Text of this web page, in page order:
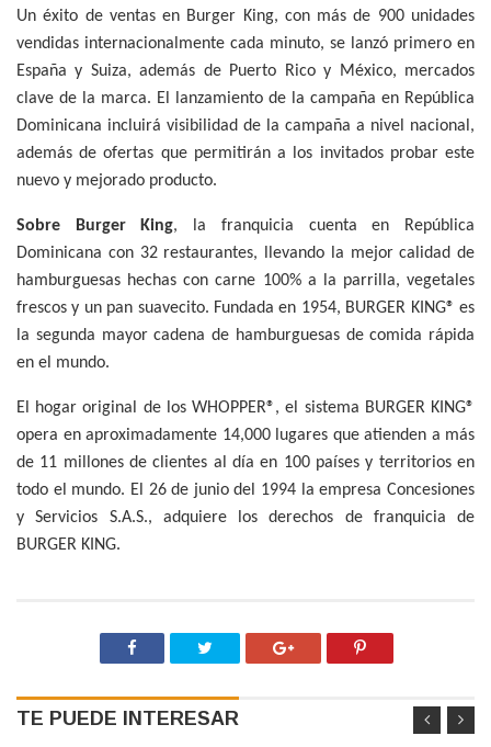
Un éxito de ventas en Burger King, con más de 900 unidades
vendidas internacionalmente cada minuto, se lanzó primero en
España y Suiza, además de Puerto Rico y México, mercados
clave de la marca. El lanzamiento de la campaña en República
Dominicana incluirá visibilidad de la campaña a nivel nacional,
además de ofertas que permitirán a los invitados probar este
nuevo y mejorado producto.
Sobre Burger King, la franquicia cuenta en República
Dominicana con 32 restaurantes, llevando la mejor calidad de
hamburguesas hechas con carne 100% a la parrilla, vegetales
frescos y un pan suavecito. Fundada en 1954, BURGER KING® es
la segunda mayor cadena de hamburguesas de comida rápida
en el mundo.
El hogar original de los WHOPPER®, el sistema BURGER KING®
opera en aproximadamente 14,000 lugares que atienden a más
de 11 millones de clientes al día en 100 países y territorios en
todo el mundo. El 26 de junio del 1994 la empresa Concesiones
y Servicios S.A.S., adquiere los derechos de franquicia de
BURGER KING.
TE PUEDE INTERESAR